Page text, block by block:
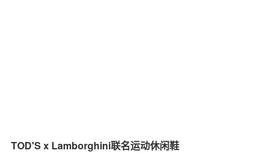
TOD'S x Lamborghini联名运动休闲鞋